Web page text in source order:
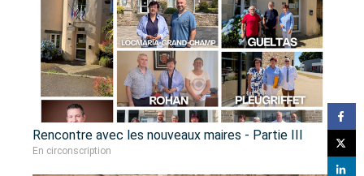
Rencontre avec les nouveaux maires - Partie III
En circonscription